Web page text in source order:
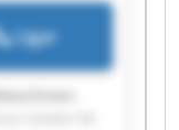
Ligar